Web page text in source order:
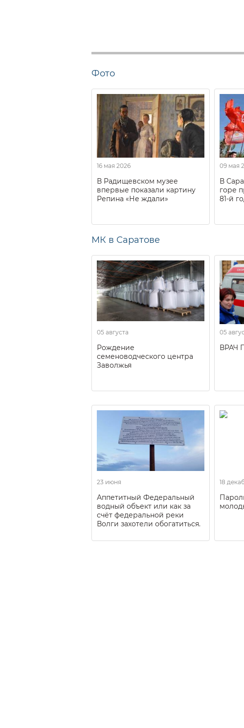
Фото
16 мая 2026
В Радищевском музее
впервые показали картину
Репина «Не ждали»
09 мая
В
горе
81-й
МК в Саратове
05 августа
Рождение
семеноводческого центра
Заволжья
05
ВРАЧ
23 июня
Аппетитный Федеральный
водный объект или как за
счёт федеральной реки
Волги захотели обогатиться.
18